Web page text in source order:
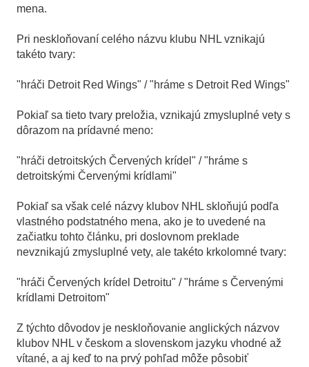
mena.
Pri neskloňovaní celého názvu klubu NHL vznikajú
takéto tvary:
"hráči Detroit Red Wings" / "hráme s Detroit Red Wings"
Pokiaľ sa tieto tvary preložia, vznikajú zmysluplné vety s
dôrazom na prídavné meno:
"hráči detroitských Červených krídel" / "hráme s
detroitskými Červenými krídlami"
Pokiaľ sa však celé názvy klubov NHL skloňujú podľa
vlastného podstatného mena, ako je to uvedené na
začiatku tohto článku, pri doslovnom preklade
nevznikajú zmysluplné vety, ale takéto krkolomné tvary:
"hráči Červených krídel Detroitu" / "hráme s Červenými
krídlami Detroitom"
Z týchto dôvodov je neskloňovanie anglických názvov
klubov NHL v českom a slovenskom jazyku vhodné až
vítané, a aj keď to na prvý pohľad môže pôsobiť